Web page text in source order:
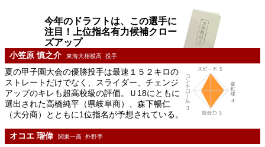
今年のドラフトは、この選手に
注目！上位指名有力候補クロー
ズアップ
小笠原 慎之介 東海大相模高 投手
夏の甲子園大会の優勝投手は最速１５２キロの
ストレートだけでなく、スライダー、チェンジ
アップのキレも超高校級の評価。Ｕ18にともに
選出された高橋純平（県岐阜商）、森下暢仁
（大分商）とともに1位指名が予想されている。
オコエ 瑠偉 関東一高 外野手